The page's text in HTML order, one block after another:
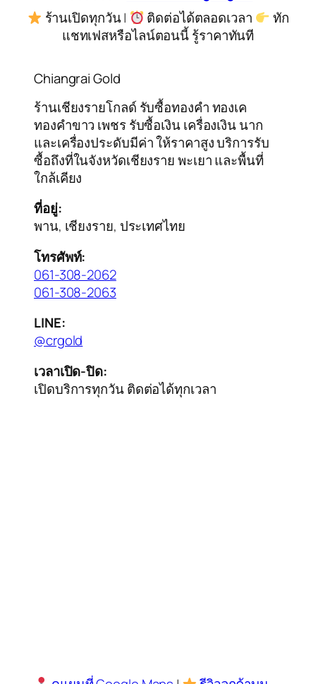
ร้านเปิดทุกวัน |
ติดต่อได้ตลอดเวลา
ทัก
แชทเฟสหรือไลน์ตอนนี้ รู้ราคาทันที
Chiangrai Gold
ร้านเชียงรายโกลด์ รับซื้อทองคำ ทองเค
ทองคำขาว เพชร รับซื้อเงิน เครื่องเงิน นาก
และเครื่องประดับมีค่า ให้ราคาสูง บริการรับ
ซื้อถึงที่ในจังหวัดเชียงราย พะเยา และพื้นที่
ใกล้เคียง
ที่อยู่:
พาน, เชียงราย, ประเทศไทย
โทรศัพท์:
061-308-2062
061-308-2063
LINE:
@crgold
เวลาเปิด-ปิด:
เปิดบริการทุกวัน ติดต่อได้ทุกเวลา